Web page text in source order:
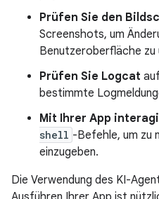
Prüfen Sie den
Screenshots, um
Benutzeroberfläche zu
Prüfen Sie Logcat
bestimmte
Mit Ihrer App
shell -Befehle, um zu
einzugeben.
Die Verwendung des KI-